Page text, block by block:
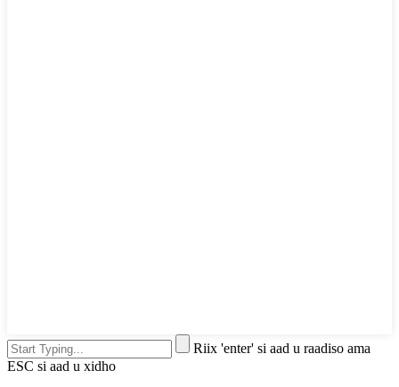
Riix 'enter' si aad u raadiso ama
ESC si aad u xidho